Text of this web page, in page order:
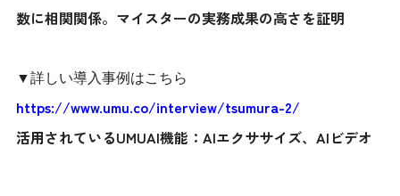
数に相関関係。マイスターの実務成果の高さを証明
▼詳しい導入事例はこちら
https://www.umu.co/interview/tsumura-2/
活用されているUMUAI機能：AIエクササイズ、AIビデオ